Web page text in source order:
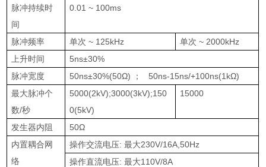
脉冲持续时
间
0.01 ~ 100ms
脉冲频率 单次 ~ 125kHz 单次 ~ 2000kHz
上升时间
5ns±30%
脉冲宽度
50ns±30%(50Ω) ；
50ns-15ns/+100ns(1kΩ)
最大脉冲个
数/秒
5000(2kV);3000(3kV);150
0(5kV)
15000
发生器内阻 50Ω
内置耦合网
络
操作交流电压:最大230V/16A,50Hz
操作直流电压:最大110V/8A